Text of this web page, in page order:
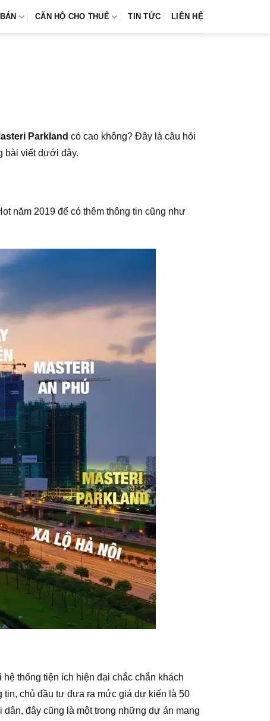
CĂN HỘ CHO THUÊ TIN TỨC LIÊN HỆ
Parkland có cao không? Đây là câu hỏi
bài viết dưới đây.
năm 2019 để có thêm thông tin cũng như
thống tiện ích hiện đại chắc chắn khách
chủ đầu tư đưa ra mức giá dự kiến là 50
đây cũng là một trong những dự án mang